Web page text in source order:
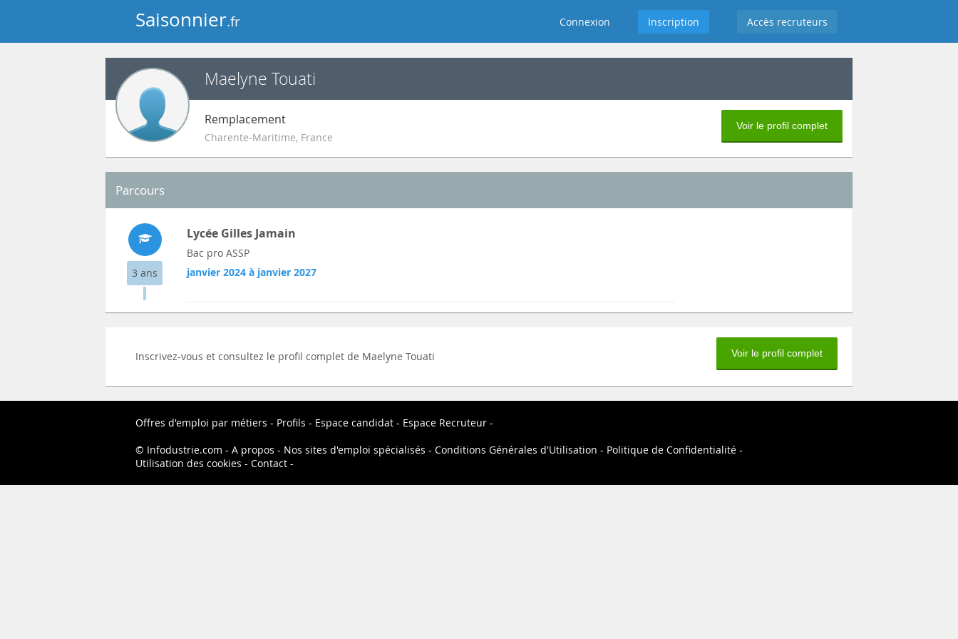
Saisonnier.fr Connexion Inscription Accès recruteurs
Maelyne Touati
Remplacement
Charente-Maritime, France
Voir le profil complet
Parcours
3 ans
Lycée Gilles Jamain
Bac pro ASSP
janvier 2024 à janvier 2027
Inscrivez-vous et consultez le profil complet de Maelyne Touati Voir le profil complet
Offres d'emploi par métiers Profils Espace candidat
Espace Recruteur
Infodustrie.com
A propos Nos sites d'emploi spécialisés Conditions Générales d'Utilisation
Politique de Confidentialité
Utilisation des cookies
Contact